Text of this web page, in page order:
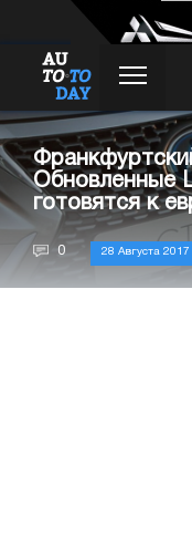
Обновленные
готовятся к
0 28 Августа 2017